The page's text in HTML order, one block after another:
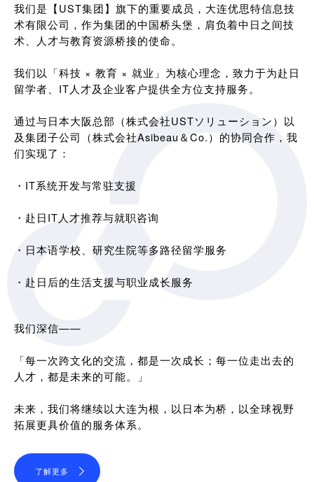
我们是【UST集团】旗下的重要成员，大连优思特信息技
术有限公司，作为集团的中国桥头堡，肩负着中日之间技
术、人才与教育资源桥接的使命。
我们以「科技 × 教育 × 就业」为核心理念，致力于为赴日
留学者、IT人才及企业客户提供全方位支持服务。
通过与日本大阪总部（株式会社USTソリューション）以
及集团子公司（株式会社Asibeau＆Co.）的协同合作，我
们实现了：
・IT系统开发与常驻支援
・赴日IT人才推荐与就职咨询
・日本语学校、研究生院等多路径留学服务
・赴日后的生活支援与职业成长服务
我们深信——
「每一次跨文化的交流，都是一次成长；每一位走出去的
人才，都是未来的可能。」
未来，我们将继续以大连为根，以日本为桥，以全球视野
拓展更具价值的服务体系。
了解更多